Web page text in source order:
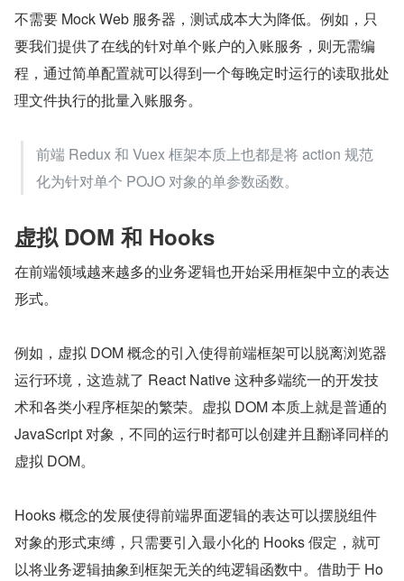
不需要 Mock Web 服务器，测试成本大为降低。例如，只
要我们提供了在线的针对单个账户的入账服务，则无需编
程，通过简单配置就可以得到一个每晚定时运行的读取批处
理文件执行的批量入账服务。
前端 Redux 和 Vuex 框架本质上也都是将 action 规范
化为针对单个 POJO 对象的单参数函数。
虚拟 DOM 和 Hooks
在前端领域越来越多的业务逻辑也开始采用框架中立的表达
形式。
例如，虚拟 DOM 概念的引入使得前端框架可以脱离浏览器
运行环境，这造就了 React Native 这种多端统一的开发技
术和各类小程序框架的繁荣。虚拟 DOM 本质上就是普通的
JavaScript 对象，不同的运行时都可以创建并且翻译同样的
虚拟 DOM。
Hooks 概念的发展使得前端界面逻辑的表达可以摆脱组件
对象的形式束缚，只需要引入最小化的 Hooks 假定，就可
以将业务逻辑抽象到框架无关的纯逻辑函数中。借助于 Ho